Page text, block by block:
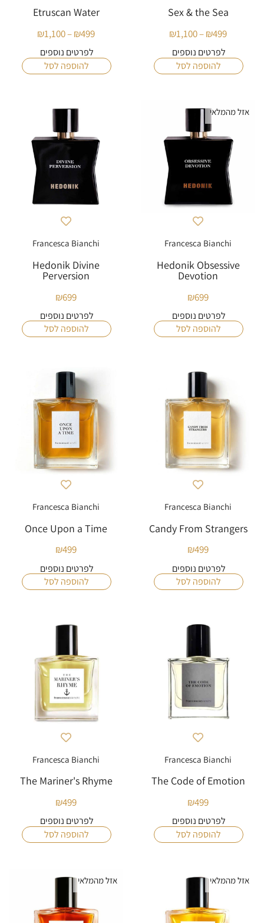
Sex & the Sea
₪499
–
₪1,100
לפרטים נוספים
להוספה לסל
Etruscan Water
₪499
–
₪1,100
לפרטים נוספים
להוספה לסל
אזל מהמלאי
Francesca Bianchi
Hedonik Obsessive
Devotion
₪699
לפרטים נוספים
להוספה לסל
Francesca Bianchi
Hedonik Divine
Perversion
₪699
לפרטים נוספים
להוספה לסל
Francesca Bianchi
Candy From Strangers
₪499
לפרטים נוספים
להוספה לסל
Francesca Bianchi
Once Upon a Time
₪499
לפרטים נוספים
להוספה לסל
Francesca Bianchi
The Code of Emotion
₪499
לפרטים נוספים
להוספה לסל
Francesca Bianchi
The Mariner's Rhyme
₪499
לפרטים נוספים
להוספה לסל
אזל מהמלאי אזל מהמלאי